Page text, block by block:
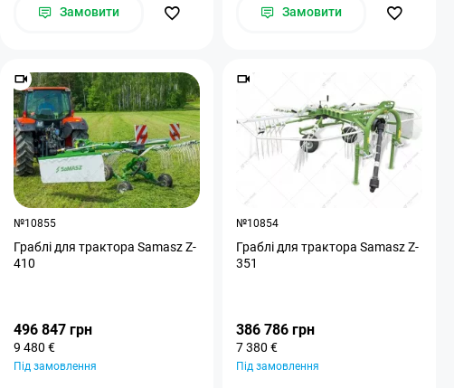
Замовити Замовити
№10855
Граблі для трактора Samasz Z-
410
496 847 грн
9 480 €
Під замовлення
№10854
Граблі для трактора Samasz Z-
351
386 786 грн
7 380 €
Під замовлення